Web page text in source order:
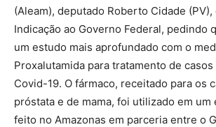
(Aleam), deputado Roberto Cidade
Indicação ao Governo Federal, pedindo
um estudo mais aprofundado com o
Proxalutamida para tratamento de
Covid-19. O fármaco, receitado para os
próstata e de mama, foi utilizado em um
feito no Amazonas em parceria entre o